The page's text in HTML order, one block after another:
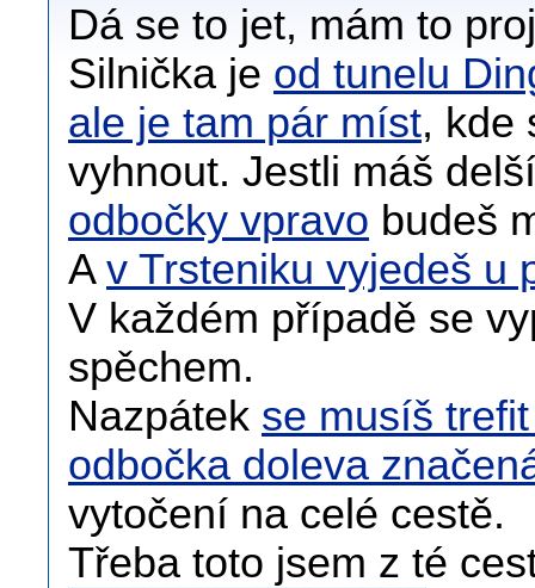
Dá se to jet, mám to
Silnička je od tunelu
ale je tam pár míst, kde
vyhnout. Jestli máš
odbočky vpravo budeš
A v Trsteniku vyjedeš u
V každém případě se
spěchem.
Nazpátek se musíš
odbočka doleva
vytočení na celé cestě.
Třeba toto jsem z té